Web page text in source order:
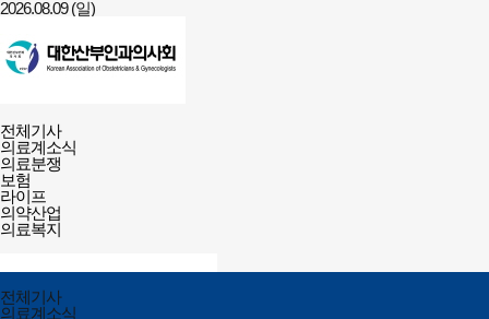
2026.08.09 (일)
필수의료배상보험
전체메뉴
열기/
닫기
전체기사
의료계소식
의료분쟁
보험
라이프
의약산업
의료복지
열기/
닫기
검색
전체메뉴
닫기
전체기사
의료계소식